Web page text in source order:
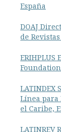
España
DOAJ
de
ERIHPLUS
LATINDEX
Línea para
el Caribe,
LATINREV